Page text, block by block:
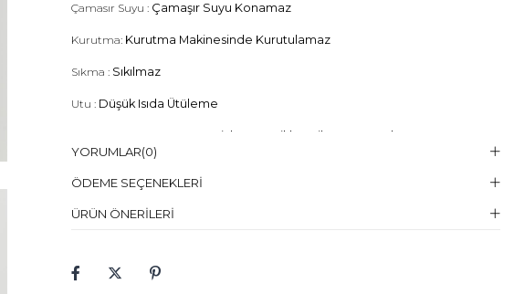
Çamasır Suyu : Çamaşır Suyu Konamaz
Kurutma: Kurutma Makinesinde Kurutulamaz
Sıkma : Sıkılmaz
Utu : Düşük Isıda Ütüleme
Kuru Temizleme , Trikloretilen Ayırıçısıyla Az Çözücü
Beden
YORUMLAR(0)
ÖDEME SEÇENEKLERI
ÜRÜN ÖNERILERI